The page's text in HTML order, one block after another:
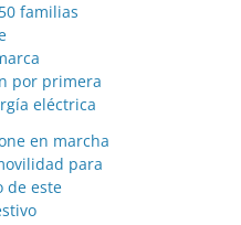
familias
por primera
eléctrica
en marcha
para
de este